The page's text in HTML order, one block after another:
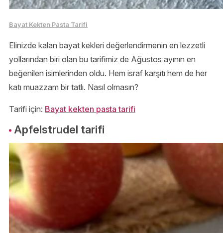
Bayat Kekten Pasta Tarifi
Elinizde kalan bayat kekleri değerlendirmenin en lezzetli
yollarından biri olan bu tarifimiz de Ağustos ayının en
beğenilen isimlerinden oldu. Hem israf karşıtı hem de her
katı muazzam bir tatlı. Nasıl olmasın?
Tarifi için: Bayat kekten pasta tarifi
Apfelstrudel tarifi